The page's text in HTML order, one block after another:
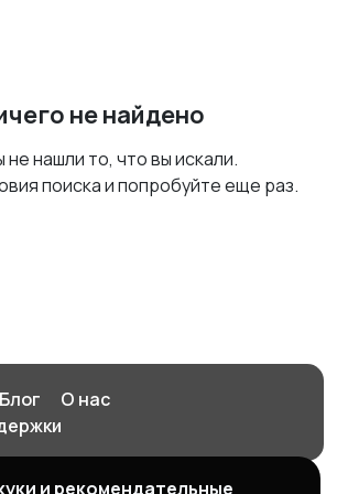
не найдено
не нашли то, что вы искали.
поиска и попробуйте еще раз.
Блог
О нас
и рекомендательные